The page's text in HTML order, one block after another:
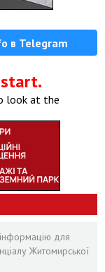
в Telegram
start.
look at the
для
Житомирської